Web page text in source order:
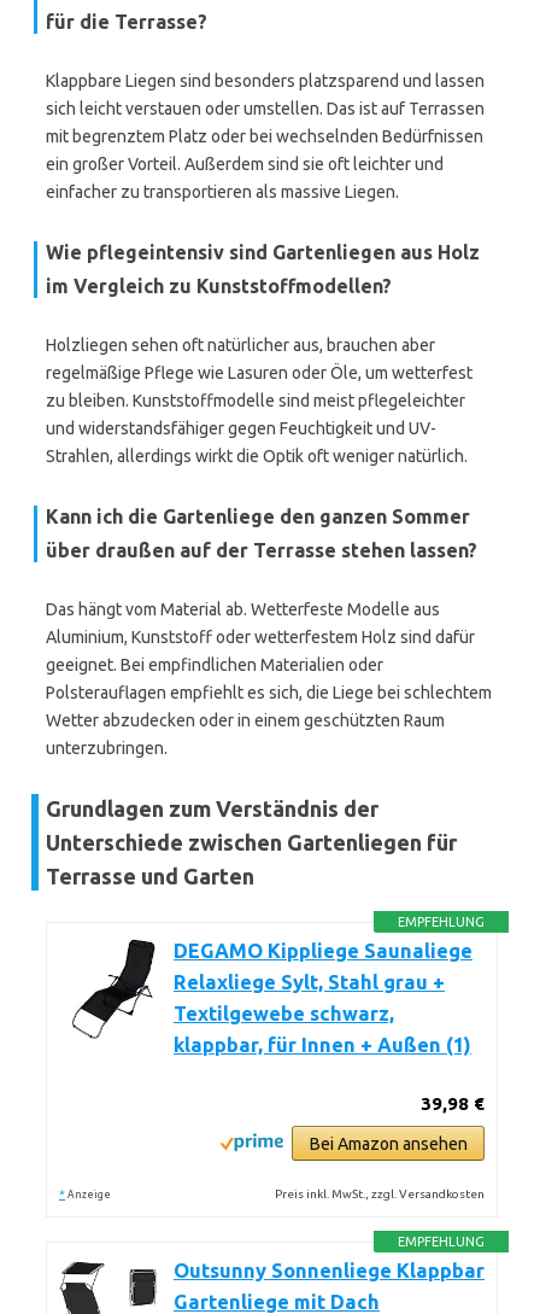
für die Terrasse?
Klappbare Liegen sind besonders platzsparend und lassen
sich leicht verstauen oder umstellen. Das ist auf Terrassen
mit begrenztem Platz oder bei wechselnden Bedürfnissen
ein großer Vorteil. Außerdem sind sie oft leichter und
einfacher zu transportieren als massive Liegen.
Wie pflegeintensiv sind Gartenliegen aus Holz
im Vergleich zu Kunststoffmodellen?
Holzliegen sehen oft natürlicher aus, brauchen aber
regelmäßige Pflege wie Lasuren oder Öle, um wetterfest
zu bleiben. Kunststoffmodelle sind meist pflegeleichter
und widerstandsfähiger gegen Feuchtigkeit und UV-
Strahlen, allerdings wirkt die Optik oft weniger natürlich.
Kann ich die Gartenliege den ganzen Sommer
über draußen auf der Terrasse stehen lassen?
Das hängt vom Material ab. Wetterfeste Modelle aus
Aluminium, Kunststoff oder wetterfestem Holz sind dafür
geeignet. Bei empfindlichen Materialien oder
Polsterauflagen empfiehlt es sich, die Liege bei schlechtem
Wetter abzudecken oder in einem geschützten Raum
unterzubringen.
Grundlagen zum Verständnis der
Unterschiede zwischen Gartenliegen für
Terrasse und Garten
EMPFEHLUNG
DEGAMO Kippliege Saunaliege
Relaxliege Sylt, Stahl grau +
Textilgewebe schwarz,
klappbar, für Innen + Außen (1)
39,98 €
Bei Amazon ansehen
* Anzeige Preis inkl. MwSt., zzgl. Versandkosten
EMPFEHLUNG
Outsunny Sonnenliege Klappbar
Gartenliege mit Dach